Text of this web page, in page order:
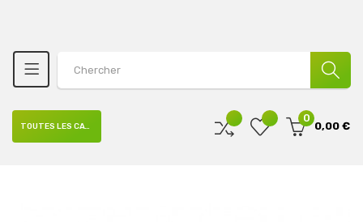
0
0,00 €
TOUTES LES CATÉGORIES